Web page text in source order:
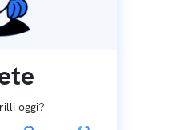
oggi?